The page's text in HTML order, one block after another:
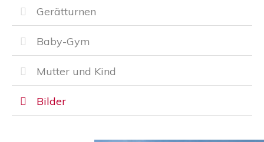
Gerätturnen
Baby-Gym
Mutter und Kind
Bilder